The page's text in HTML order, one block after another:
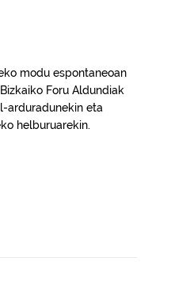
modu espontaneoan
Foru Aldundiak
arduradunekin eta
helburuarekin.